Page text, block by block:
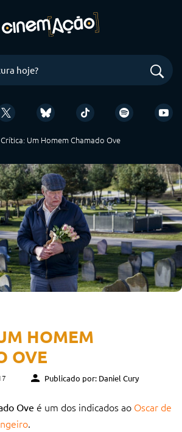
Crítica: Um Homem Chamado Ove
HOMEM
OVE
Publicado por: Daniel Cury
Ove é um dos indicados ao Oscar de
.